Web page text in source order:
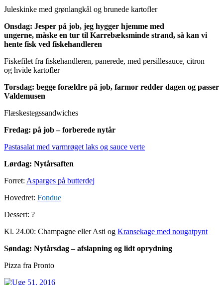
Juleskinke med grønlangkål og brunede kartofler
Onsdag: Jesper på job, jeg hygger hjemme med
ungerne, måske en tur til Karrebæksminde strand, så kan vi
hente fisk ved fiskehandleren
Fiskefilet fra fiskehandleren, panerede, med persillesauce, citron
og hvide kartofler
Torsdag: begge forældre på job, farmor redder dagen og passer
Valdemusen
Flæskestegssandwiches
Fredag: på job – forberede nytår
Pastasalat med varmrøget laks og sauce verte
Lørdag: Nytårsaften
Forret: Asparges på butterdej
Hovedret: Fondue
Dessert: ?
Kl. 24.00: Champagne eller Asti og Kransekage med nougatpynt
Søndag: Nytårsdag – afslapning og lidt oprydning
Pizza fra Pronto